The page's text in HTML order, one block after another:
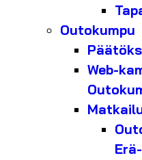
Outokumpu
Web-